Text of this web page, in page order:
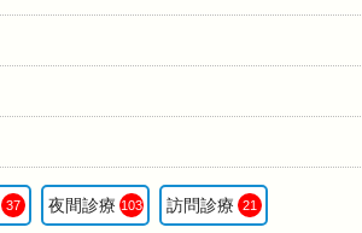
37 夜間診療 103 訪問診療 21